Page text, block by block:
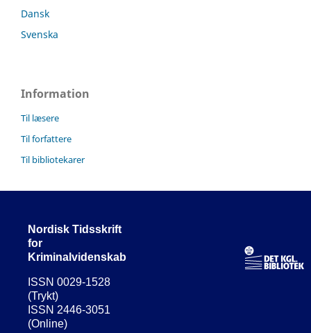
Dansk
Svenska
Information
Til læsere
Til forfattere
Til bibliotekarer
Nordisk Tidsskrift
for
Kriminalvidenskab
ISSN 0029-1528
(Trykt)
ISSN 2446-3051
(Online)